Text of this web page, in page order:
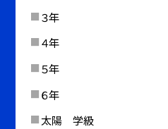
３年
４年
５年
６年
太陽 学級